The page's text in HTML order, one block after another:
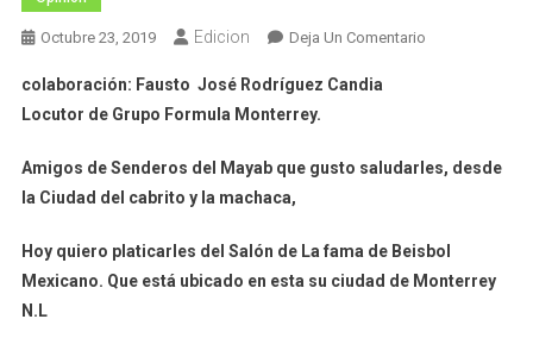
Octubre 23, 2019 Edicion Deja Un ComentarioEn
colaboración: Fausto José Rodríguez Candia
Locutor de Grupo Formula Monterrey.
Amigos de Senderos del Mayab que gusto saludarles, desde
la Ciudad del cabrito y la machaca,
Hoy quiero platicarles del Salón de La fama de Beisbol
Mexicano. Que está ubicado en esta su ciudad de Monterrey
N.L